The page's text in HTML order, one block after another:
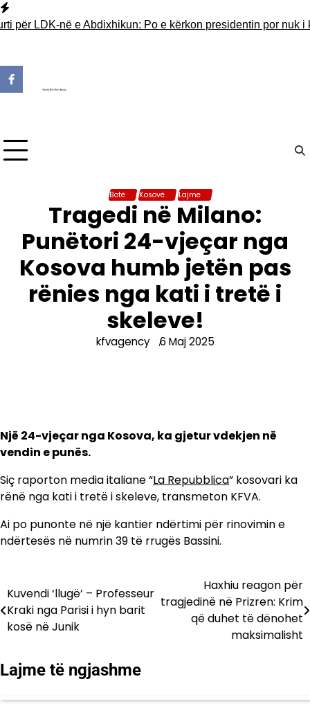
Skip
topër LDK-në e Abdixhikun: Po e kërkon presidentin por nuk i
Botë Kosovë Lajme
Tragedi në Milano:
Punëtori 24-vjeçar nga
Kosova humb jetën pas
rënies nga kati i tretë i
skeleve!
kfvagency 6 Maj 2025
Një 24-vjeçar nga Kosova, ka gjetur vdekjen në
vendin e punës.
Siç raporton media italiane “La Repubblica” kosovari ka
rënë nga kati i tretë i skeleve, transmeton KFVA.
Ai po punonte në një kantier ndërtimi për rinovimin e
ndërtesës në numrin 39 të rrugës Bassini.
Lëvizje
te
Kuvendi ‘llugë’ – Professeur
Kraki nga Parisi i hyn barit
kosë në Junik
Haxhiu reagon për
tragjedinë në Prizren: Krim
që duhet të dënohet
maksimalisht
Lajme të ngjashme